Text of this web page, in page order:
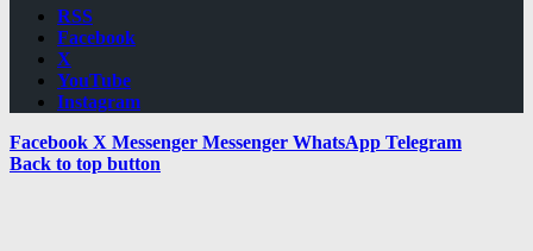
RSS
Facebook
X
YouTube
Instagram
Facebook X Messenger Messenger WhatsApp Telegram
Back to top button